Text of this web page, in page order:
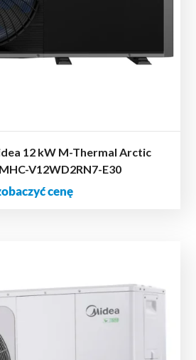
12 kW M-Thermal Arctic
V12WD2RN7-E30
cenę